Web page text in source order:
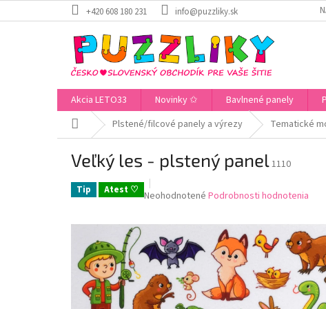
na
+420 608 180 231 info@puzzliky.sk
Akcia LETO33 Novinky ✩ Bavlnené panely
DomovPlstené/filcové panely a výrezy Tematické
Veľký les - plstený panel1110
Tip Atest ♡ Priemerné
produktu
0,0
z
hviezdičiek.
Neohodnotené Podrobnosti hodnotenia